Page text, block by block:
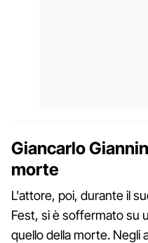
Giancarlo
morte
L'attore, poi, durante il
Fest, si è soffermato su
quello della morte. Negli